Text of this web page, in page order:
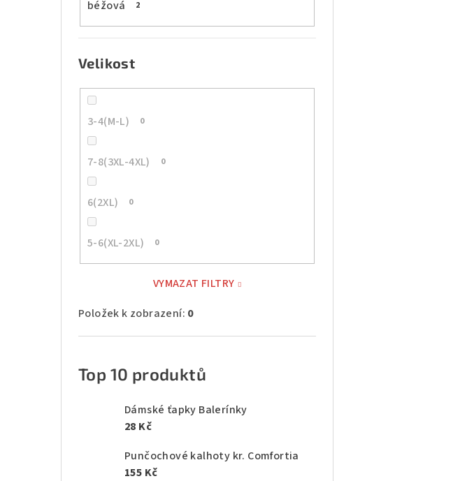
béžová 2
Velikost
3-4(M-L) 0
7-8(3XL-4XL) 0
6(2XL) 0
5-6(XL-2XL) 0
VYMAZAT FILTRY
Položek k zobrazení: 0
Top 10 produktů
Dámské ťapky Balerínky
28 Kč
Punčochové kalhoty kr. Comfortia
155 Kč